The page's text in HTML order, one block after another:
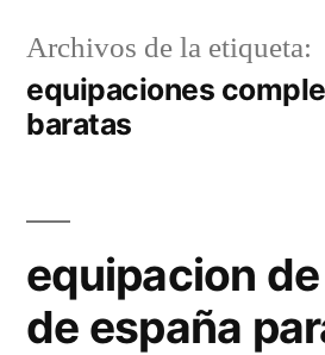
Archivos de la etiqueta:
equipaciones
baratas
equipacion
de españa